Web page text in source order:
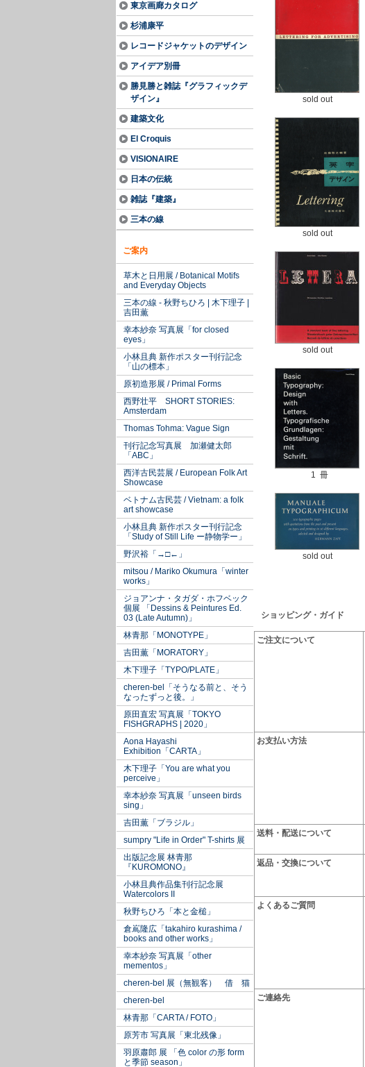
東京画廊カタログ
杉浦康平
レコードジャケットのデザイン
アイデア別冊
勝見勝と雑誌『グラフィックデ
ザイン』
建築文化
El Croquis
VISIONAIRE
日本の伝統
雑誌『建築』
三本の線
ご案内
草木と日用展 / Botanical Motifs
and Everyday Objects
三本の線 - 秋野ちひろ | 木下理子 |
吉田薫
幸本紗奈 写真展「for closed
eyes」
小林且典 新作ポスター刊行記念
「山の標本」
原初造形展 / Primal Forms
西野壮平 SHORT STORIES:
Amsterdam
Thomas Tohma: Vague Sign
刊行記念写真展 加瀬健太郎
「ABC」
西洋古民芸展 / European Folk Art
Showcase
ベトナム古民芸 / Vietnam: a folk
art showcase
小林且典 新作ポスター刊行記念
「Study of Still Life ー静物学ー」
野沢裕「→□←」
mitsou / Mariko Okumura「winter
works」
ジョアンナ・タガダ・ホフベック
個展 「Dessins & Peintures Ed.
03 (Late Autumn)」
林青那「MONOTYPE」
吉田薫「MORATORY」
木下理子「TYPO/PLATE」
cheren-bel「そうなる前と、そう
なったずっと後。」
原田直宏 写真展「TOKYO
FISHGRAPHS | 2020」
Aona Hayashi
Exhibition「CARTA」
木下理子「You are what you
perceive」
幸本紗奈 写真展「unseen birds
sing」
吉田薫「ブラジル」
sumpry "Life in Order" T-shirts 展
出版記念展 林青那
『KUROMONO』
小林且典作品集刊行記念展
Watercolors II
秋野ちひろ「本と金槌」
倉嶌隆広「takahiro kurashima /
books and other works」
幸本紗奈 写真展「other
mementos」
cheren-bel 展（無観客） 借 猫
cheren-bel
林青那「CARTA / FOTO」
原芳市 写真展「東北残像」
羽原肅郎 展 「色 color の形 form
と季節 season」
sold out
sold out
sold out
1 冊
sold out
ショッピング・ガイド
ご注文について
お支払い方法
送料・配送について
返品・交換について
よくあるご質問
ご連絡先